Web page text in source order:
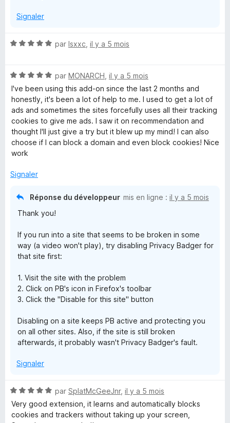
Signaler
N
é
5
s
u
r
5
par Isxxc il y a 5 mois
N
o
t
é
5
s
u
r
par MONARCH il y a 5 mois
I've been using this add-on since the last 2 months and
honestly, it's been a lot of help to me. I used to get a lot of
ads and sometimes the sites forcefully uses all their tracking
cookies to give me ads. I saw it on recommendation and
thought I'll just give a try but it blew up my mind! I can also
choose if I can block a domain and even block cookies! Nice
work
Signaler
Réponse du développeur mis en ligne : il y a 5 mois
Thank you!
If you run into a site that seems to be broken in some
way (a video won't play), try disabling Privacy Badger for
that site first:
1. Visit the site with the problem
2. Click on PB's icon in Firefox's toolbar
3. Click the "Disable for this site" button
Disabling on a site keeps PB active and protecting you
on all other sites. Also, if the site is still broken
afterwards, it probably wasn't Privacy Badger's fault.
Signaler
N
o
t
par SplatMcGeeJnr, il y a 5 mois
Very good extension, it learns and automatically blocks
cookies and trackers without taking up your screen,